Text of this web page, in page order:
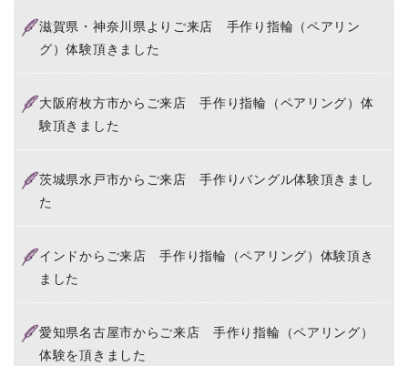
滋賀県・神奈川県よりご来店 手作り指輪（ペアリン
グ）体験頂きました
大阪府枚方市からご来店 手作り指輪（ペアリング）体
験頂きました
茨城県水戸市からご来店 手作りバングル体験頂きまし
た
インドからご来店 手作り指輪（ペアリング）体験頂き
ました
愛知県名古屋市からご来店 手作り指輪（ペアリング）
体験を頂きました